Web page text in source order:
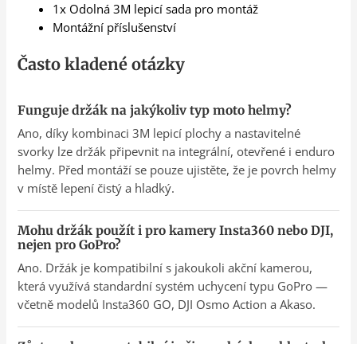
1x Odolná 3M lepicí sada pro montáž
Montážní příslušenství
Často kladené otázky
Funguje držák na jakýkoliv typ moto helmy?
Ano, díky kombinaci 3M lepicí plochy a nastavitelné
svorky lze držák připevnit na integrální, otevřené i enduro
helmy. Před montáží se pouze ujistěte, že je povrch helmy
v místě lepení čistý a hladký.
Mohu držák použít i pro kamery Insta360 nebo DJI,
nejen pro GoPro?
Ano. Držák je kompatibilní s jakoukoli akční kamerou,
která využívá standardní systém uchycení typu GoPro —
včetně modelů Insta360 GO, DJI Osmo Action a Akaso.